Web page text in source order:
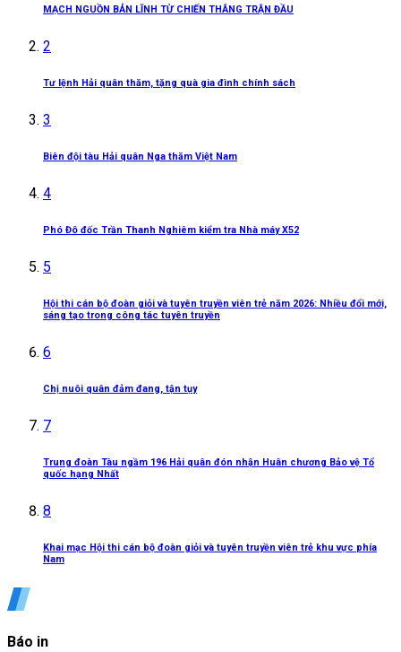
MẠCH NGUỒN BẢN LĨNH TỪ CHIẾN THẮNG TRẬN ĐẦU
2
Tư lệnh Hải quân thăm, tặng quà gia đình chính sách
3
Biên đội tàu Hải quân Nga thăm Việt Nam
4
Phó Đô đốc Trần Thanh Nghiêm kiểm tra Nhà máy X52
5
Hội thi cán bộ đoàn giỏi và tuyên truyền viên trẻ năm 2026: Nhiều đổi mới,
sáng tạo trong công tác tuyên truyền
6
Chị nuôi quân đảm đang, tận tụy
7
Trung đoàn Tàu ngầm 196 Hải quân đón nhận Huân chương Bảo vệ Tổ
quốc hạng Nhất
8
Khai mạc Hội thi cán bộ đoàn giỏi và tuyên truyền viên trẻ khu vực phía
Nam
Báo in